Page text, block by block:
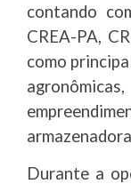
contando
CREA-PA,
como
Durante a